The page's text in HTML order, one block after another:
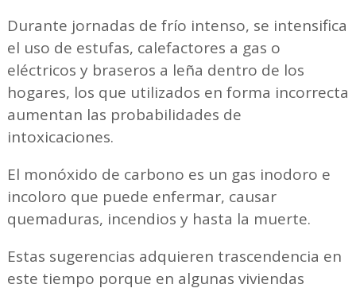
Durante jornadas de frío intenso, se intensifica
el uso de estufas, calefactores a gas o
eléctricos y braseros a leña dentro de los
hogares, los que utilizados en forma incorrecta
aumentan las probabilidades de
intoxicaciones.
El monóxido de carbono es un gas inodoro e
incoloro que puede enfermar, causar
quemaduras, incendios y hasta la muerte.
Estas sugerencias adquieren trascendencia en
este tiempo porque en algunas viviendas